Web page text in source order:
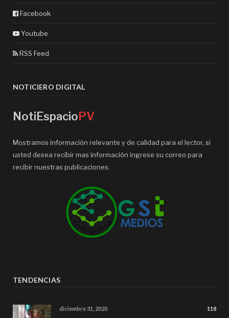
Facebook
Youtube
RSS Feed
NOTICIERO DIGITAL
NotiEspacioPV
Mostramos información relevante y de calidad para el lector, si
usted desea recibir mas información ingrese su correo para
recibir nuestras publicaciones.
TENDENCIAS
diciembre 31, 2020 118